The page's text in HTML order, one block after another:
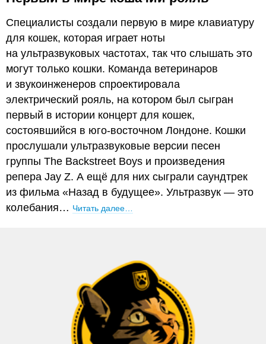
Специалисты создали первую в мире клавиатуру
для кошек, которая играет ноты
на ультразвуковых частотах, так что слышать это
могут только кошки. Команда ветеринаров
и звукоинженеров спроектировала
электрический рояль, на котором был сыгран
первый в истории концерт для кошек,
состоявшийся в юго-восточном Лондоне. Кошки
прослушали ультразвуковые версии песен
группы The Backstreet Boys и произведения
репера Jay Z. А ещё для них сыграли саундтрек
из фильма «Назад в будущее». Ультразвук — это
колебания… Читать далее…